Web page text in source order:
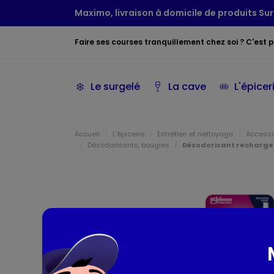
Maximo, livraison à domicile de produits
Faire ses courses tranquillement chez soi ? C'est
Le surgelé La cave
Accueil L'épicerie Entretien et nettoyage
Désodorisants, bougies
Désodorisant recharge